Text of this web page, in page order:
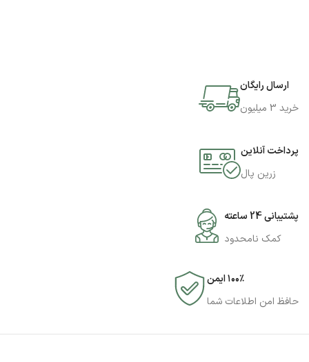
ارسال رایگان
خرید 3 میلیون
پرداخت آنلاین
زرین پال
پشتیبانی 24 ساعته
کمک نامحدود
۱۰۰٪ ایمن
حافظ امن اطلاعات شما